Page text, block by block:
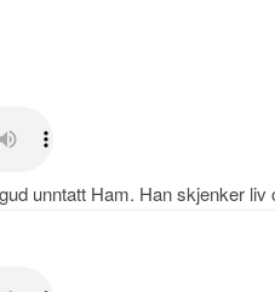
unntatt Ham. Han skjenker